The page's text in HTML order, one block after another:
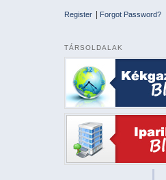
Register | Forgot Password?
TÁRSOLDALAK